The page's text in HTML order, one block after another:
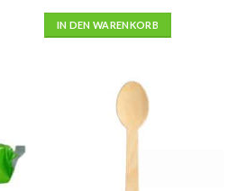
IN DEN WARENKORB